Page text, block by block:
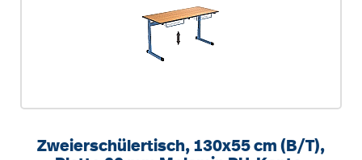
Zweierschülertisch, 130x55 cm (B/T),